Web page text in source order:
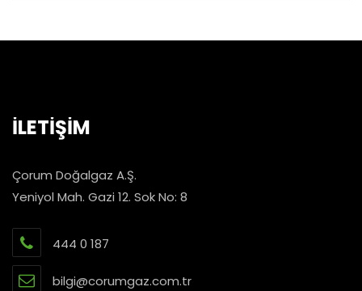
İLETİŞİM
Çorum Doğalgaz A.Ş.
Yeniyol Mah. Gazi 12. Sok No: 8
444 0 187
bilgi@corumgaz.com.tr